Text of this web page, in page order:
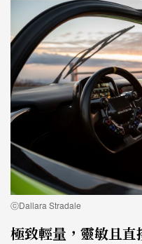
ⓒDallara Stradale
極致輕量，靈敏且直